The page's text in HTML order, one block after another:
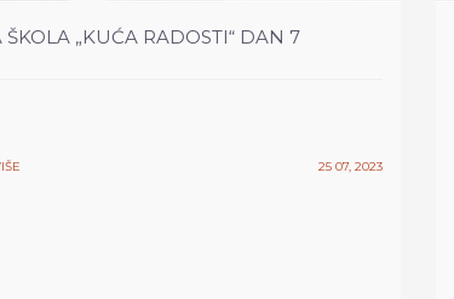
ŠKOLA „KUĆA RADOSTI“ DAN 7
25 07, 2023